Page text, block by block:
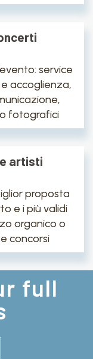
service
accoglienza,
fotografici
artisti
proposta
e i più validi
organico o
concorsi
full